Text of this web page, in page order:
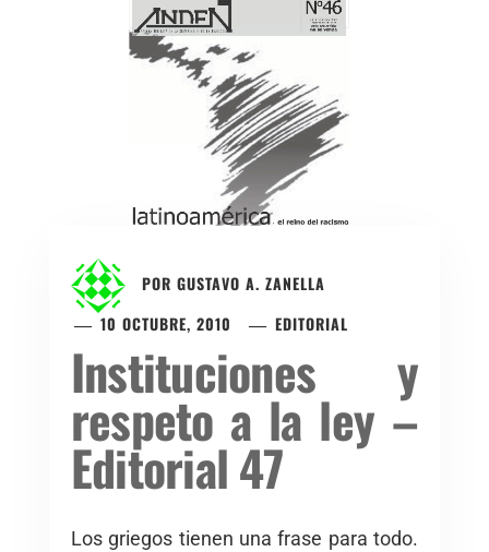
POR GUSTAVO A. ZANELLA
10 OCTUBRE, 2010
EDITORIAL
Instituciones y
respeto a la ley –
Editorial 47
Los griegos tienen una frase para todo.